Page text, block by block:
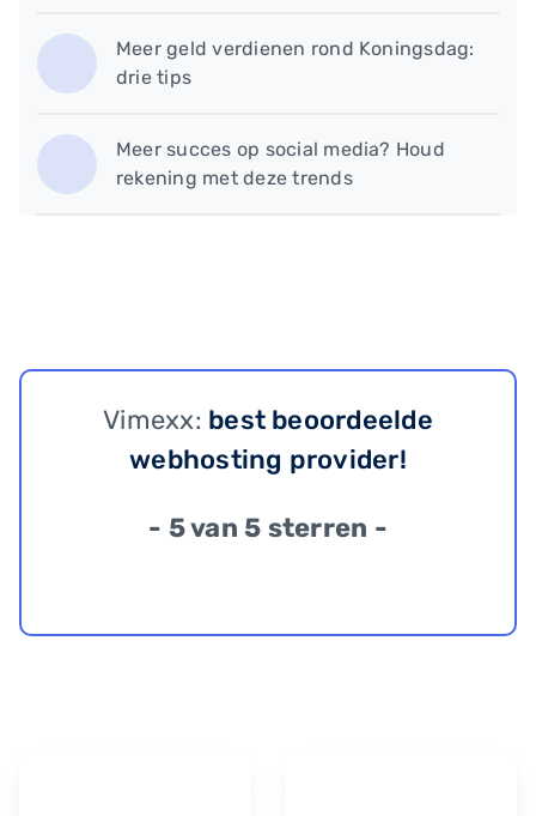
Meer geld verdienen rond Koningsdag:
drie tips
Meer succes op social media? Houd
rekening met deze trends
Vimexx: best beoordeelde
webhosting provider!
- 5 van 5 sterren -